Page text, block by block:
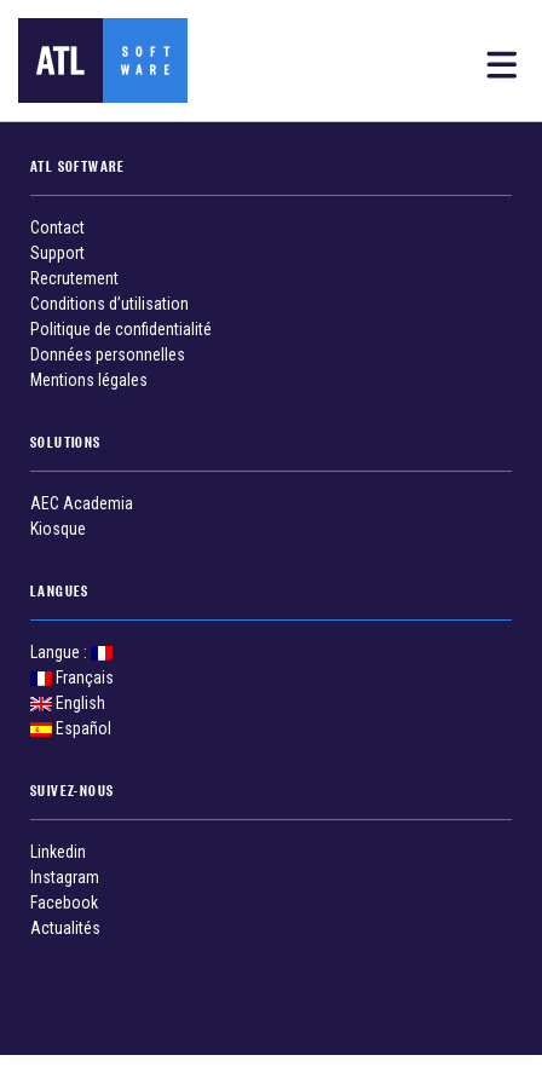
ATL SOFTWARE
Contact
Support
Recrutement
Conditions d’utilisation
Politique de confidentialité
Données personnelles
Mentions légales
SOLUTIONS
AEC Academia
Kiosque
LANGUES
Langue :
Français
English
Español
SUIVEZ-NOUS
Linkedin
Instagram
Facebook
Actualités